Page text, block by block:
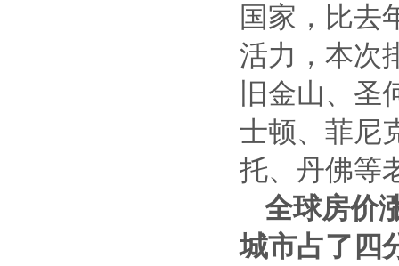
国家，比去
活力，本次
旧金山、
士顿、菲尼
托、丹佛等
全球房价
城市占了四